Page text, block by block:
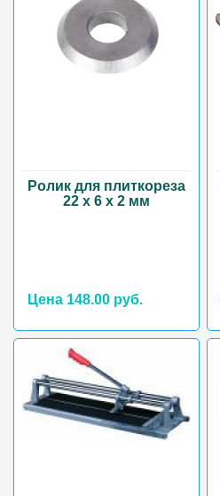
Ролик для плиткореза
22 х 6 х 2 мм
Цена 148.00 руб.